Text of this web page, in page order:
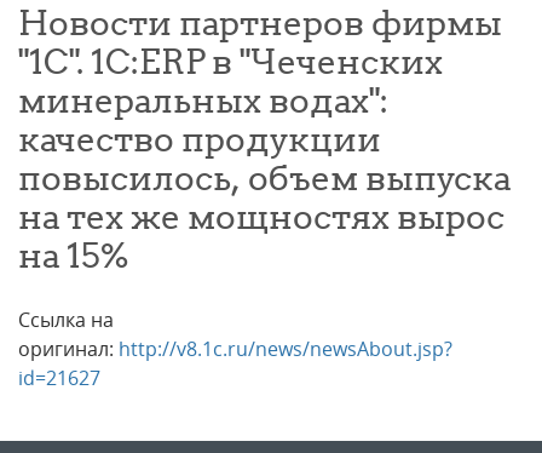
Новости партнеров фирмы
"1С". 1С:ERP в "Чеченских
минеральных водах":
качество продукции
повысилось, объем выпуска
на тех же мощностях вырос
на 15%
Ссылка на
оригинал: http://v8.1c.ru/news/newsAbout.jsp?
id=21627